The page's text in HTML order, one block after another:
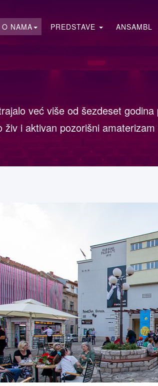
O NAMA PREDSTAVE ANSAMBL
već više od šezdeset
i aktivan pozorišni